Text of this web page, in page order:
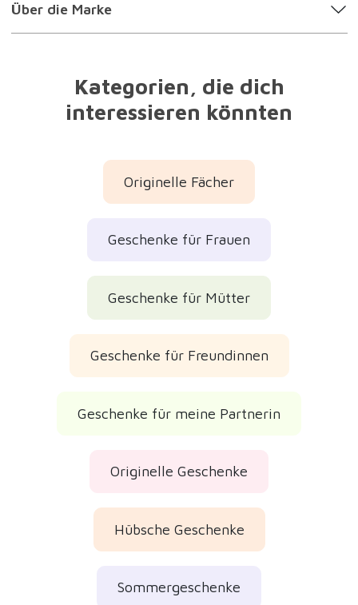
Über die Marke
Kategorien, die dich
interessieren könnten
Originelle Fächer
Geschenke für Frauen
Geschenke für Mütter
Geschenke für Freundinnen
Geschenke für meine Partnerin
Originelle Geschenke
Hübsche Geschenke
Sommergeschenke